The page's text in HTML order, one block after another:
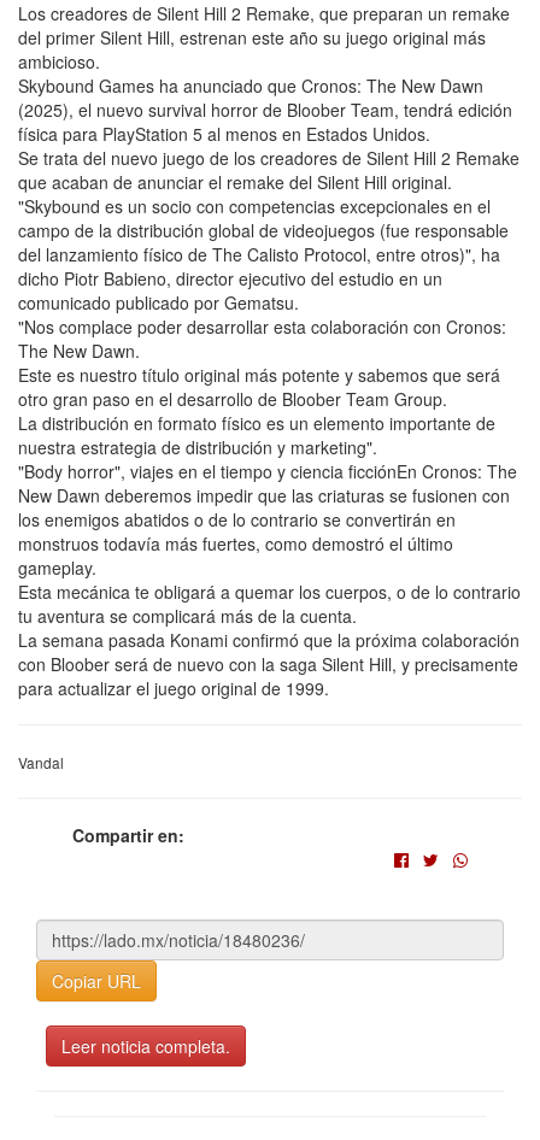
Los creadores de Silent Hill 2 Remake, que preparan un remake
del primer Silent Hill, estrenan este año su juego original más
ambicioso.
Skybound Games ha anunciado que Cronos: The New Dawn
(2025), el nuevo survival horror de Bloober Team, tendrá edición
física para PlayStation 5 al menos en Estados Unidos.
Se trata del nuevo juego de los creadores de Silent Hill 2 Remake
que acaban de anunciar el remake del Silent Hill original.
"Skybound es un socio con competencias excepcionales en el
campo de la distribución global de videojuegos (fue responsable
del lanzamiento físico de The Calisto Protocol, entre otros)", ha
dicho Piotr Babieno, director ejecutivo del estudio en un
comunicado publicado por Gematsu.
"Nos complace poder desarrollar esta colaboración con Cronos:
The New Dawn.
Este es nuestro título original más potente y sabemos que será
otro gran paso en el desarrollo de Bloober Team Group.
La distribución en formato físico es un elemento importante de
nuestra estrategia de distribución y marketing".
"Body horror", viajes en el tiempo y ciencia ficciónEn Cronos: The
New Dawn deberemos impedir que las criaturas se fusionen con
los enemigos abatidos o de lo contrario se convertirán en
monstruos todavía más fuertes, como demostró el último
gameplay.
Esta mecánica te obligará a quemar los cuerpos, o de lo contrario
tu aventura se complicará más de la cuenta.
La semana pasada Konami confirmó que la próxima colaboración
con Bloober será de nuevo con la saga Silent Hill, y precisamente
para actualizar el juego original de 1999.
Vandal
Compartir en:
Copiar URL
Leer noticia completa.